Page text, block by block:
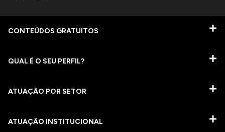
CONTEÚDOS GRATUITOS
QUAL É O SEU PERFIL?
ATUAÇÃO POR SETOR
ATUAÇÃO INSTITUCIONAL